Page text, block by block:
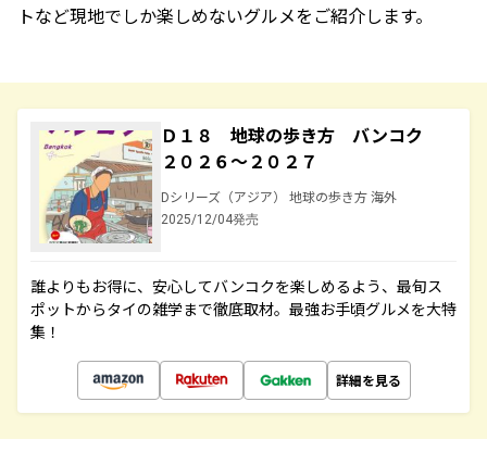
トなど現地でしか楽しめないグルメをご紹介します。
Ｄ１８ 地球の歩き方 バンコク
２０２６～２０２７
Dシリーズ（アジア） 地球の歩き方 海外
2025/12/04発売
誰よりもお得に、安心してバンコクを楽しめるよう、最旬ス
ポットからタイの雑学まで徹底取材。最強お手頃グルメを大特
集！
詳細を見る